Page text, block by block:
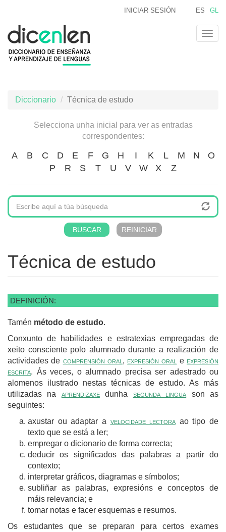
contido
principal
ES GL
INICIAR SESIÓN
Diccionario Técnica de estudo
Selecciona unha inicial para ver as entradas
correspondentes:
A B C D E F G H I K L M N
O
P
R S T U V W X Z
Técnica de estudo
DEFINICIÓN:
Tamén método de estudo.
Conxunto de habilidades e estratexias empregadas de
xeito consciente polo alumnado durante a realización de
actividades de comprensión oral , expresión oral e expresión
escrita. Ás veces, o alumnado precisa ser adestrado ou
alomenos ilustrado nestas técnicas de estudo. As más
utilizadas na aprendizaxedunha segunda lingua son as
seguintes:
axustar ou adaptar a velocidade lectora ao tipo de
texto que se está a ler;
empregar o dicionario de forma correcta;
deducir os significados das palabras a partir do
contexto;
interpretar gráficos, diagramas e símbolos;
subliñar as palabras, expresións e conceptos de
máis relevancia; e
tomar notas e facer esquemas e resumos.
Os estudantes que se preparan para certos exames